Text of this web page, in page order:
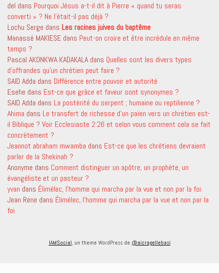
del dans Pourquoi Jésus a-t-il dit à Pierre « quand tu seras
converti » ? Ne l’était-il pas déjà ?
Lochu Serge dans Les racines juives du baptême
Manassé MAKIESE dans Peut-on croire et être incrédule en même
temps ?
Pascal AKONKWA KADAKALA dans Quelles sont les divers types
d’offrandes qu’un chrétien peut faire ?
SAID Adda dans Différence entre pouvoir et autorité
Esehe dans Est-ce que grâce et faveur sont synonymes ?
SAID Adda dans La postérité du serpent ; humaine ou reptilienne ?
Ahima dans Le transfert de richesse d’un païen vers un chrétien est-
il Biblique ? Voir Ecclesiaste 2:26 et selon vous comment cela se fait
concrètement ?
Jeannot abraham mwamba dans Est-ce que les chrétiens devraient
parler de la Shekinah ?
Anonyme dans Comment distinguer un apôtre, un prophète, un
évangéliste et un pasteur ?
yvan dans Élimélec, l’homme qui marcha par la vue et non par la foi
Jean Rene dans Élimélec, l’homme qui marcha par la vue et non par la
foi
IAMSocial, un theme WordPress de @aicragellebasi